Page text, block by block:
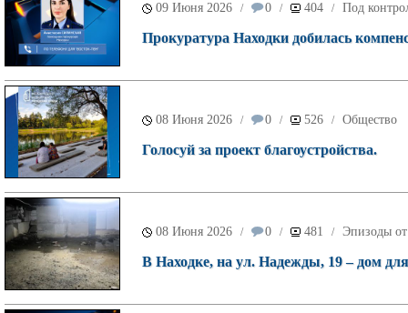
09 Июня 2026 / 0 / 404 / Под
Прокуратура Находки добилась
08 Июня 2026 / 0 / 526 / Общество
Голосуй за проект благоустройства.
08 Июня 2026 / 0 / 481 / Эпизоды
В Находке, на ул. Надежды, 19 – дом для